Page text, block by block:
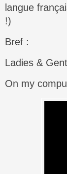
langue
!)
Bref :
Ladies &
On my